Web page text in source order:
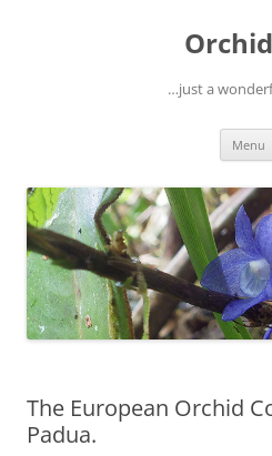
…just a
Menu
The European Orchid
Padua.